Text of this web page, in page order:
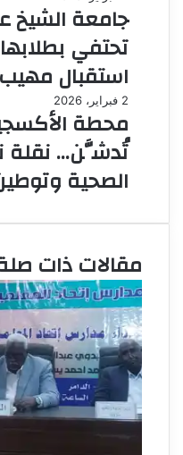
جامعة الشيخ
تحتفي
استقبال مهيب
2 فبراير، 2026
محطة
تُدشَّن… نقلة
الصحية
مقالات ذات